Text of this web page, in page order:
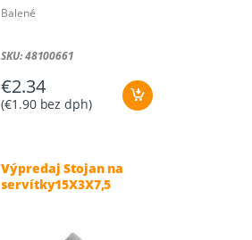
Balené
SKU: 48100661
€2.34
(€1.90bez dph)
Výpredaj Stojan na
servítky15X3X7,5